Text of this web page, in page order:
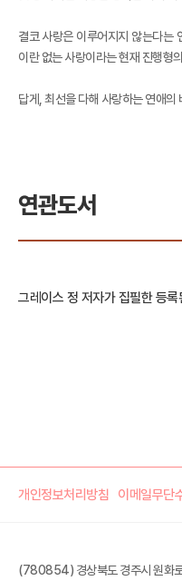
결코 사랑은 이루어지지 않는다는
이란 없는 사랑이라는 현재 진행형
답게, 최선을 다해 사랑하는 연애의
연관도서
그레이스 정 저자가 집필한 등
개인정보처리방침 이메일무단
(780854) 경상북도 경주시 원화